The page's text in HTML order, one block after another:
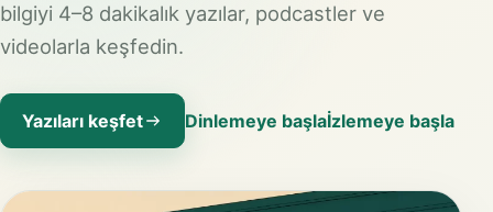
bilgiyi 4–8 dakikalık yazılar, podcastler ve
videolarla keşfedin.
Yazıları keşfet Dinlemeye başlaİzlemeye başla